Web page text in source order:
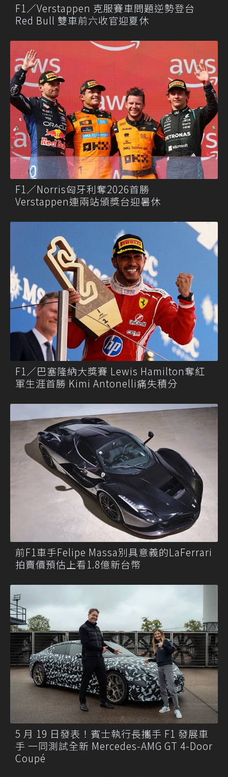
F1／Verstappen 克服賽車問題逆勢登台
Red Bull 雙車前六收官迎夏休
F1／Norris匈牙利奪2026首勝
Verstappen連兩站頒獎台迎暑休
F1／巴塞隆納大獎賽 Lewis Hamilton奪紅
軍生涯首勝 Kimi Antonelli痛失積分
前F1車手Felipe Massa別具意義的LaFerrari
拍賣價預估上看1.8億新台幣
5 月 19 日發表！賓士執行長攜手 F1 發展車
手 一同測試全新 Mercedes-AMG GT 4-Door
Coupé